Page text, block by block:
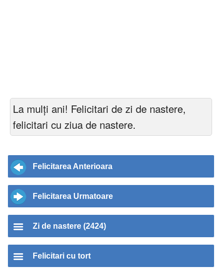
La mulți ani! Felicitari de zi de nastere,
felicitari cu ziua de nastere.
Felicitarea Anterioara
Felicitarea Urmatoare
Zi de nastere (2424)
Felicitari cu tort